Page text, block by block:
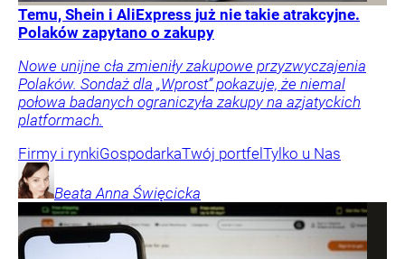
Temu, Shein i AliExpress już nie takie atrakcyjne.
Polaków zapytano o zakupy
Nowe unijne cła zmieniły zakupowe przyzwyczajenia
Polaków. Sondaż dla „Wprost” pokazuje, że niemal
połowa badanych ograniczyła zakupy na azjatyckich
platformach.
Firmy i rynkiGospodarkaTwój portfel Tylko u Nas
Beata Anna Święcicka